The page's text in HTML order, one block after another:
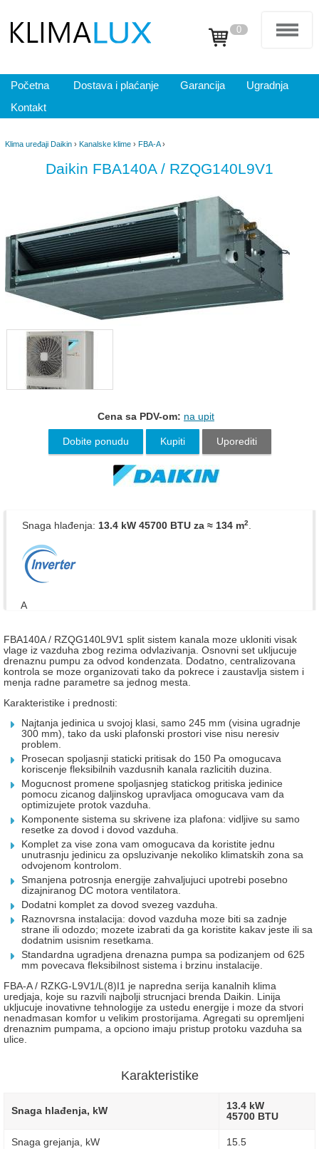
0
Početna Dostava i plaćanje Garancija
Ugradnja
Kontakt
Klima uređaji Daikin › Kanalske klime › FBA-A›
Daikin FBA140A / RZQG140L9V1
Cena sa PDV-om: na upit
Dobite ponudu Kupiti Uporediti
Snaga hlađenja: 13.4 kW 45700 BTU za ≈ 134 m2.
A
FBA140A / RZQG140L9V1 split sistem kanala moze ukloniti visak
vlage iz vazduha zbog rezima odvlazivanja. Osnovni set ukljucuje
drenaznu pumpu za odvod kondenzata. Dodatno, centralizovana
kontrola se moze organizovati tako da pokrece i zaustavlja sistem i
menja radne parametre sa jednog mesta.
Karakteristike i prednosti:
Najtanja jedinica u svojoj klasi, samo 245 mm (visina ugradnje
300 mm), tako da uski plafonski prostori vise nisu neresiv
problem.
Prosecan spoljasnji staticki pritisak do 150 Pa omogucava
koriscenje fleksibilnih vazdusnih kanala razlicitih duzina.
Mogucnost promene spoljasnjeg statickog pritiska jedinice
pomocu zicanog daljinskog upravljaca omogucava vam da
optimizujete protok vazduha.
Komponente sistema su skrivene iza plafona: vidljive su samo
resetke za dovod i dovod vazduha.
Komplet za vise zona vam omogucava da koristite jednu
unutrasnju jedinicu za opsluzivanje nekoliko klimatskih zona sa
odvojenom kontrolom.
Smanjena potrosnja energije zahvaljujuci upotrebi posebno
dizajniranog DC motora ventilatora.
Dodatni komplet za dovod svezeg vazduha.
Raznovrsna instalacija: dovod vazduha moze biti sa zadnje
strane ili odozdo; mozete izabrati da ga koristite kakav jeste ili sa
dodatnim usisnim resetkama.
Standardna ugradjena drenazna pumpa sa podizanjem od 625
mm povecava fleksibilnost sistema i brzinu instalacije.
FBA-A / RZKG-L9V1/L(8)I1 je napredna serija kanalnih klima
uredjaja, koje su razvili najbolji strucnjaci brenda Daikin. Linija
ukljucuje inovativne tehnologije za ustedu energije i moze da stvori
nenadmasan komfor u velikim prostorijama. Agregati su opremljeni
drenaznim pumpama, a opciono imaju pristup protoku vazduha sa
ulice.
Karakteristike
Snaga hlađenja, kW
13.4 kW
45700 BTU
Snaga grejanja, kW 15.5